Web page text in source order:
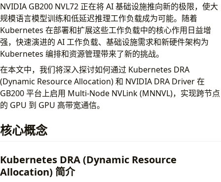
环境准备
GPU Operator
部署
验证
NVIDIA DRA Driver
部署
验证
验证测试
安装 MPI Operator
总结
NVIDIA GB200 NVL72 正在将 AI 基础设施推向新的极限，使大
规模语言模型训练和低延迟推理工作负载成为可能。随着
Kubernetes 在部署和扩展这些工作负载中的核心作用日益增
强，快速演进的 AI 工作负载、基础设施需求和新硬件架构为
Kubernetes 编排和资源管理带来了新的挑战。
在本文中，我们将深入探讨如何通过 Kubernetes DRA
(Dynamic Resource Allocation) 和 NVIDIA DRA Driver 在
GB200 平台上启用 Multi-Node NVLink (MNNVL)，实现跨节点
的 GPU 到 GPU 高带宽通信。
核心概念
Kubernetes DRA (Dynamic Resource
Allocation) 简介